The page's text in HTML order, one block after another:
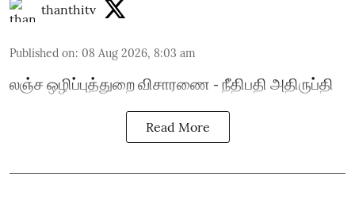
thanthitv
Published on: 08 Aug 2026, 8:03 am
லஞ்ச ஒழிப்புத்துறை விசாரணை - நீதிபதி அதிருப்தி
Read More